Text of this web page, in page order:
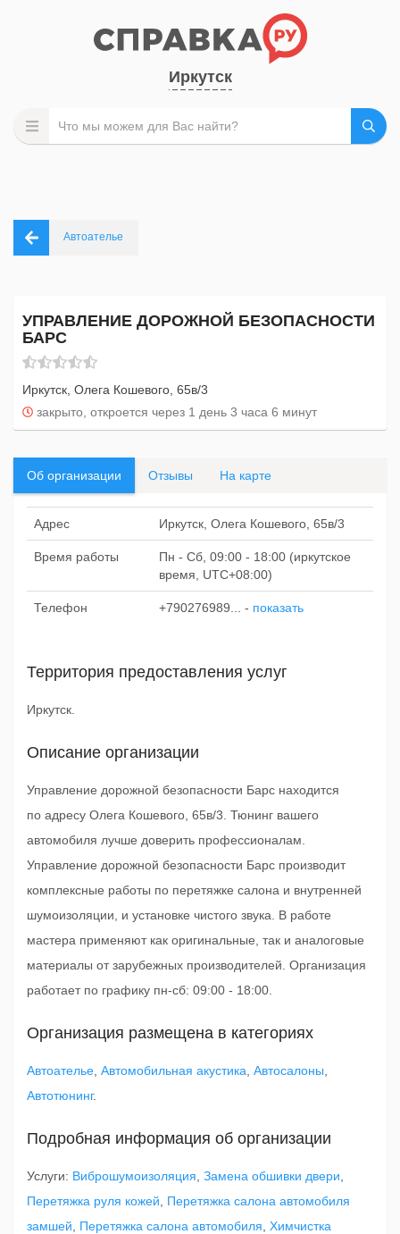
Иркутск
Автоателье
УПРАВЛЕНИЕ ДОРОЖНОЙ БЕЗОПАСНОСТИ
БАРС
Иркутск, Олега Кошевого, 65в/3
закрыто, откроется через 1 день 3 часа 6 минут
Об организации Отзывы На карте
Адрес Иркутск, Олега Кошевого, 65в/3
Время работы
Пн - Сб, 09:00 - 18:00 (иркутское
время, UTC+08:00)
Телефон +790276989... - показать
Территория предоставления услуг
Иркутск.
Описание организации
Управление дорожной безопасности Барс находится
по адресу Олега Кошевого, 65в/3. Тюнинг вашего
автомобиля лучше доверить профессионалам.
Управление дорожной безопасности Барс производит
комплексные работы по перетяжке салона и внутренней
шумоизоляции, и установке чистого звука. В работе
мастера применяют как оригинальные, так и аналоговые
материалы от зарубежных производителей. Организация
работает по графику пн-сб: 09:00 - 18:00.
Организация размещена в категориях
Автоателье Автомобильная акустика Автосалоны
Автотюнинг.
Подробная информация об организации
Услуги: Виброшумоизоляция Замена обшивки двери
Перетяжка руля кожей
Перетяжка салона автомобиля
замшей
Перетяжка салона автомобиля Химчистка